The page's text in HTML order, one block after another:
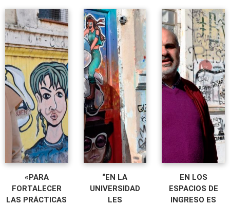
«PARA
FORTALECER
LAS PRÁCTICAS
“EN LA
UNIVERSIDAD
LES
EN LOS
ESPACIOS DE
INGRESO ES